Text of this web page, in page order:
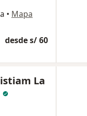
• Mapa
desde s/ 60
La